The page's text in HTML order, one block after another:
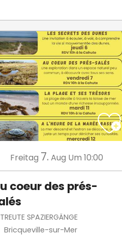
Freitag 7. Aug Um 10:00
coeur des prés-
SPAZIERGÄNGE
Bricqueville-sur-Mer